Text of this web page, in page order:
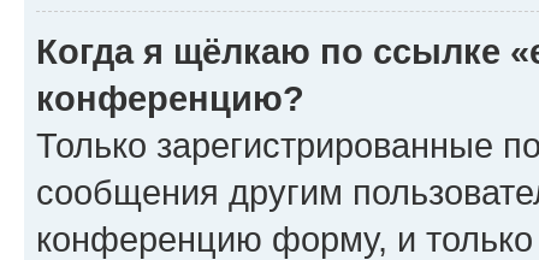
Когда я щёлкаю по ссылке
конференцию?
Только зарегистрированные
сообщения другим
конференцию форму, и